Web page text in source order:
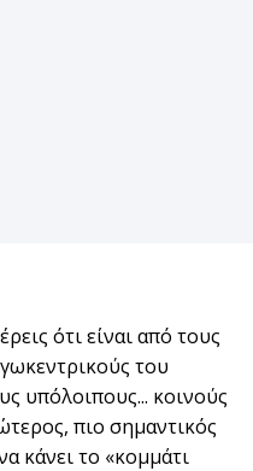
ότι είναι από τους
του
υπόλοιπους... κοινούς
πιο σημαντικός
κάνει το «κομμάτι